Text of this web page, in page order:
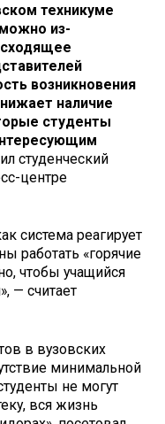
техникуме
из-
возникновения
наличие
студенты
студенческий
центре
система реагирует
работать «горячие
чтобы учащийся
— считает
в вузовских
минимальной
не могут
вся жизнь